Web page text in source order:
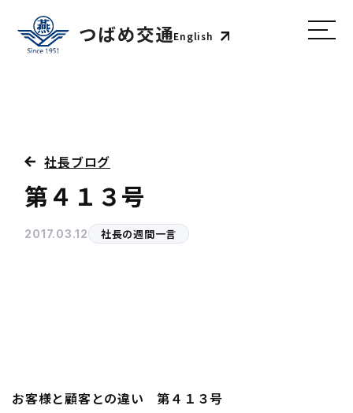
English
社長ブログ
第４１３号
2017.03.12 社長の週間一言
お客様と顧客との違い 第４１３号